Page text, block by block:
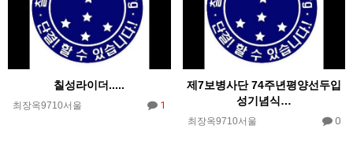
칠성라이더.....
최장옥9710서울 1
제7보병사단 74주년평양선두입
성기념식…
최장옥9710서울 0